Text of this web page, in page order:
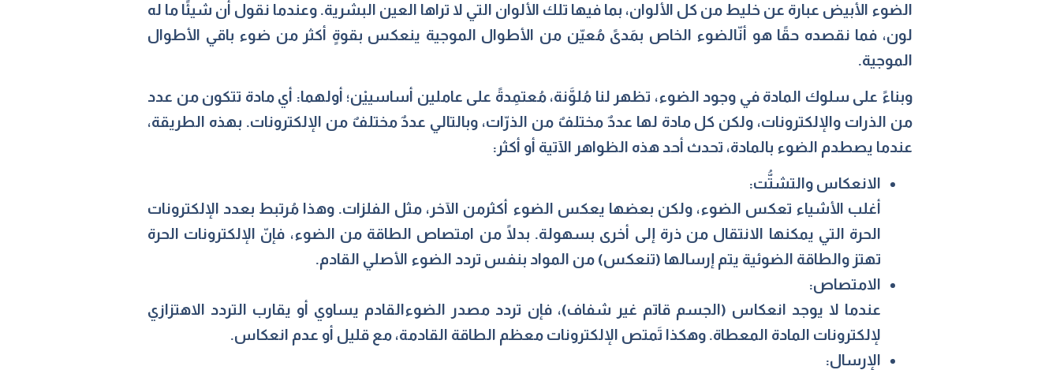
الضوء الأبيض عبارة عن خليط من كل الألوان، بما فيها تلك الألوان التي لا تراها العين البشرية. وعندما نقول أن شيئًا ما له
لون، فما نقصده حقًا هو أنّالضوء الخاص بمَدىً مُعيّن من الأطوال الموجية ينعكس بقوةٍ أكثر من ضوء باقي الأطوال
الموجية.
وبناءً على سلوك المادة في وجود الضوء، تظهر لنا مُلوَّنة، مُعتمِدةً على عاملين أساسييْن؛ أولهما: أي مادة تتكون من عدد
من الذرات والإلكترونات، ولكن كل مادة لها عددٌ مختلفٌ من الذرّات، وبالتالي عددٌ مختلفٌ من الإلكترونات. بهذه الطريقة،
عندما يصطدم الضوء بالمادة، تحدث أحد هذه الظواهر الآتية أو أكثر:
الانعكاس والتشتُّت:
أغلب الأشياء تعكس الضوء، ولكن بعضها يعكس الضوء أكثرمن الآخر، مثل الفلزات. وهذا مُرتبط بعدد الإلكترونات
الحرة التي يمكنها الانتقال من ذرة إلى أخرى بسهولة. بدلًا من امتصاص الطاقة من الضوء، فإنّ الإلكترونات الحرة
تهتز والطاقة الضوئية يتم إرسالها (تنعكس) من المواد بنفس تردد الضوء الأصلي القادم.
الامتصاص:
عندما لا يوجد انعكاس (الجسم قاتم غير شفاف)، فإن تردد مصدر الضوءالقادم يساوي أو يقارب التردد الاهتزازي
لإلكترونات المادة المعطاة. وهكذا تَمتص الإلكترونات معظم الطاقة القادمة، مع قليل أو عدم انعكاس.
الإرسال: